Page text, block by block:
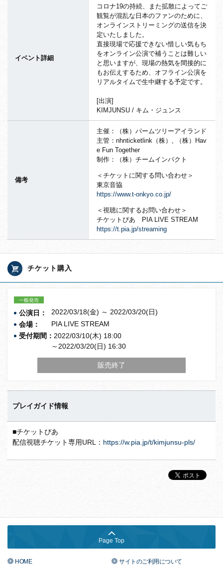
イベント詳細
コロナ19の持続、また拡散によってご
観覧が混乱な日本のファンのために、
オンラインストリーミングの送信を決
定いたしました。
直接現場で応援できない惜しい気もち
をオンライン公演で補うことは難しい
と思いますが、現場の熱気を間接的に
もお伝えするため、オフライン公演を
リアルタイムで生中継する予定です。
[出演]
KIMJUNSU / キム・ジュンス
備考
主催：（株）パームツリーアイランド
主管：nhnticketlink（株）, （株）Hav
e Fun Together
制作：（株）チームインパクト
＜チケットに関する問い合わせ＞
東京音協
https://www.t-onkyo.co.jp/
＜視聴に関するお問い合わせ＞
チケットぴあ PIA LIVE STREAM
https://t.pia.jp/streaming
チケット購入
一般発売
公演日：
2022/03/18(金) ～ 2022/03/20(日)
会場：
PIA LIVE STREAM
受付期間： 2022/03/10(木) 18:00
～2022/03/20(日) 16:30
販売終了
プレイガイド情報
■チケットぴあ
配信視聴チケット専用URL： https://w.pia.jp/t/kimjunsu-pls/
Page Top
HOME サイトのご利用について